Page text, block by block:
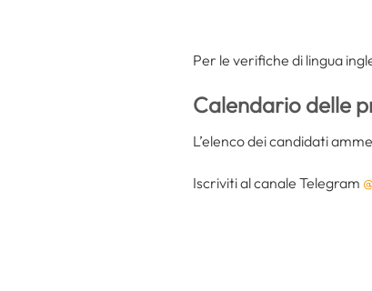
Per le verifiche di lingua
Calendario delle
L’elenco dei candidati
Iscriviti al canale Telegram